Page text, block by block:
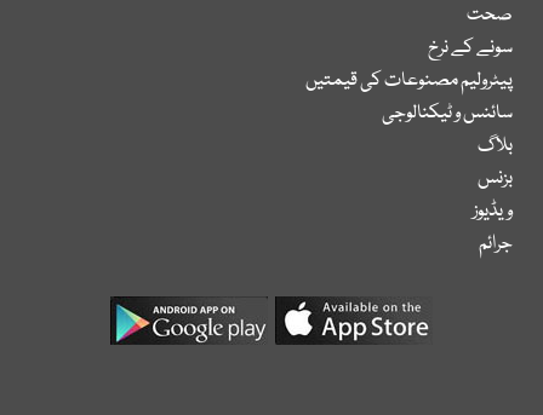
صحت
سونے کے نرخ
پیٹرولیم مصنوعات کی قیمتیں
سائنس و ٹیکنالوجی
بلاگ
بزنس
ویڈیوز
جرائم